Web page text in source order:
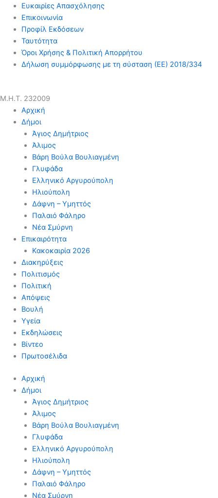
Ευκαιρίες Απασχόλησης
Επικοινωνία
Προφίλ Εκδόσεων
Ταυτότητα
Όροι Χρήσης & Πολιτική Απορρήτου
Δήλωση συμμόρφωσης με τη σύσταση (ΕΕ) 2018/334
Μ.Η.Τ. 232009
Αρχική
Δήμοι
Άγιος Δημήτριος
Άλιμος
Βάρη Βούλα Βουλιαγμένη
Γλυφάδα
Ελληνικό Αργυρούπολη
Ηλιούπολη
Δάφνη – Υμηττός
Παλαιό Φάληρο
Νέα Σμύρνη
Επικαιρότητα
Κακοκαιρία 2026
Διακηρύξεις
Πολιτισμός
Πολιτική
Απόψεις
Βουλή
Υγεία
Εκδηλώσεις
Βίντεο
Πρωτοσέλιδα
Αρχική
Δήμοι
Άγιος Δημήτριος
Άλιμος
Βάρη Βούλα Βουλιαγμένη
Γλυφάδα
Ελληνικό Αργυρούπολη
Ηλιούπολη
Δάφνη – Υμηττός
Παλαιό Φάληρο
Νέα Σμύρνη